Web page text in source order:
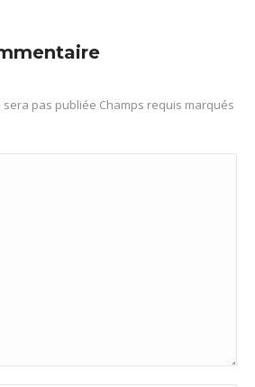
Pinterest
pas publiée Champs requis marqués